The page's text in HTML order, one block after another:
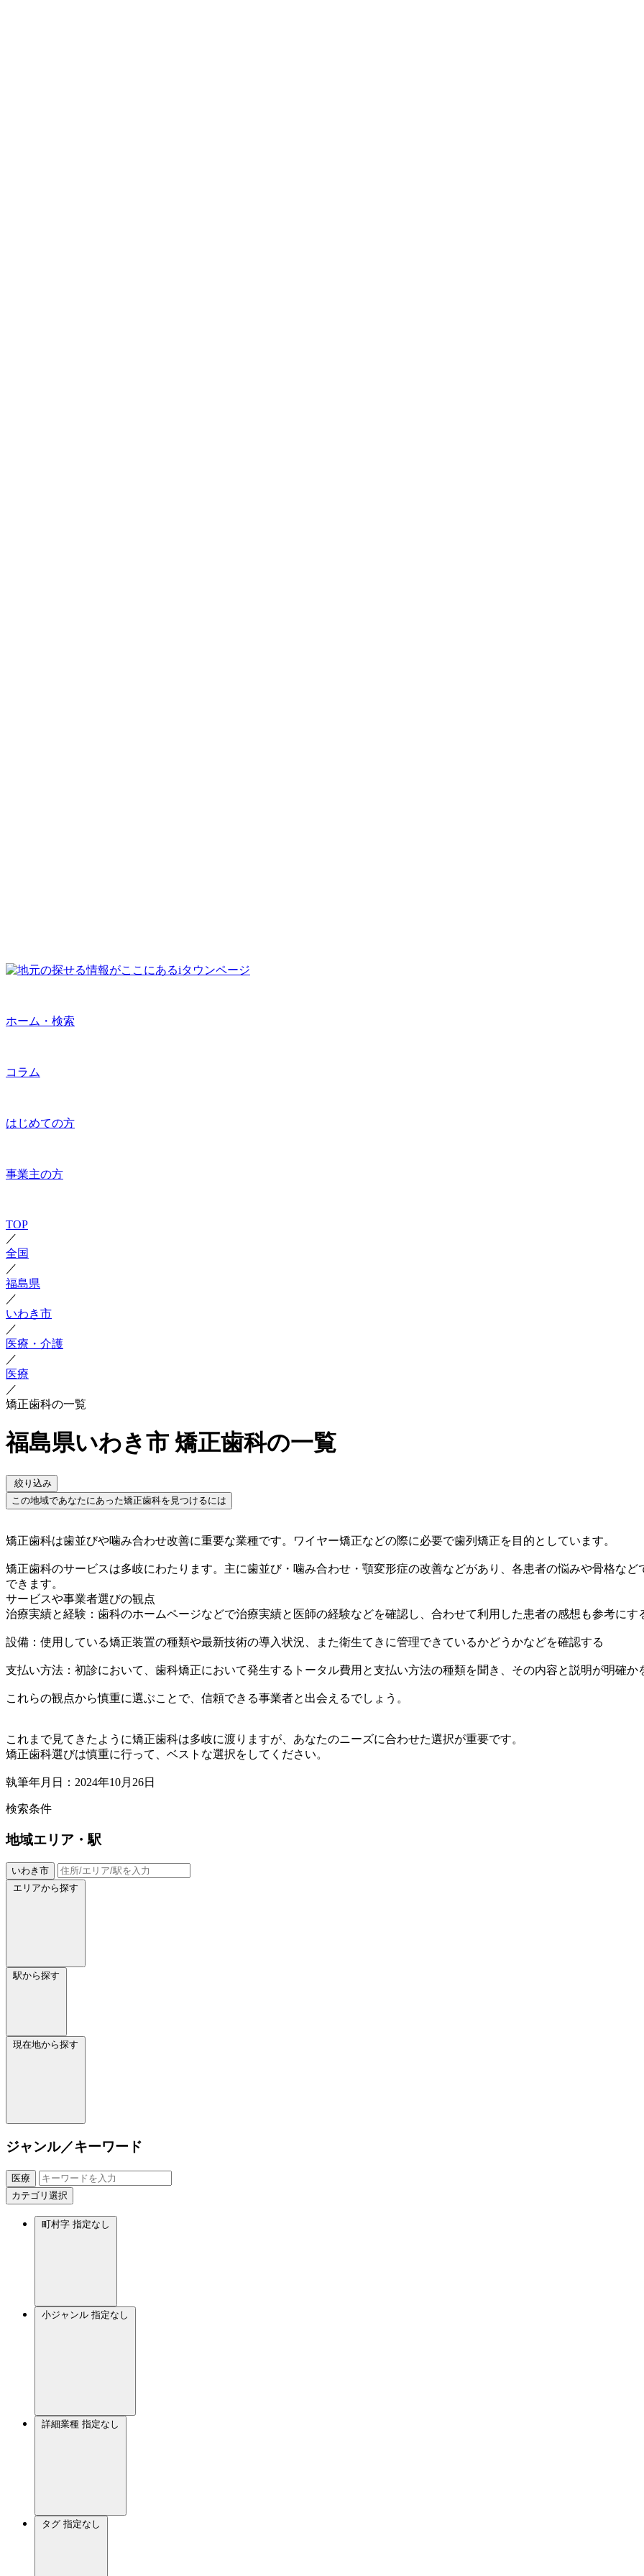
ホーム・検索
コラム
はじめての方
事業主の方
TOP
／
全国
／
福島県
／
いわき市
／
医療・介護
／
医療
／
矯正歯科の一覧
福島県いわき市 矯正歯科の一覧
絞り込み
この地域であなたにあった矯正歯科を見つけるには
矯正歯科は歯並びや噛み合わせ改善に重要な業種です。ワイヤー矯正などの際に必要で歯列矯正を目的としています。
矯正歯科のサービスは多岐にわたります。主に歯並び・噛み合わせ・顎変形症の改善などがあり、各患者の悩みや骨格な
できます。
サービスや事業者選びの観点
治療実績と経験：歯科のホームページなどで治療実績と医師の経験などを確認し、合わせて利用した患者の感想も参考に
設備：使用している矯正装置の種類や最新技術の導入状況、また衛生てきに管理できているかどうかなどを確認する
支払い方法：初診において、歯科矯正において発生するトータル費用と支払い方法の種類を聞き、その内容と説明が明確か
これらの観点から慎重に選ぶことで、信頼できる事業者と出会えるでしょう。
これまで見てきたように矯正歯科は多岐に渡りますが、あなたのニーズに合わせた選択が重要です。
矯正歯科選びは慎重に行って、ベストな選択をしてください。
執筆年月日：2024年10月26日
検索条件
地域エリア・駅
いわき市
エリアから探す
駅から探す
現在地から探す
ジャンル／キーワード
医療
カテゴリ選択
町村字 指定なし
小ジャンル 指定なし
詳細業種 指定なし
タグ 指定なし